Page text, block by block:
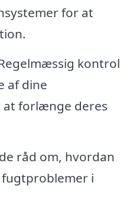
for at
kontrol
af dine
forlænge deres
råd om, hvordan
i